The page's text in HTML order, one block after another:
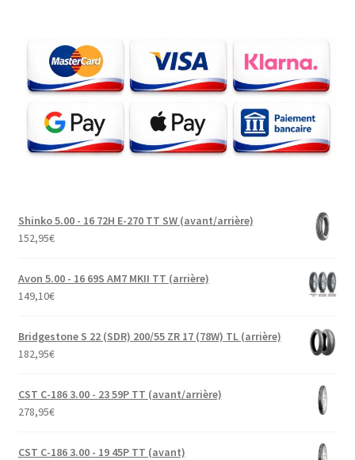
Shinko 5.00 - 16 72H E-270 TT SW (avant/arrière)
152,95€
Avon 5.00 - 16 69S AM7 MKII TT (arrière)
149,10€
Bridgestone S 22 (SDR) 200/55 ZR 17 (78W) TL (arrière)
182,95€
CST C-186 3.00 - 23 59P TT (avant/arrière)
278,95€
CST C-186 3.00 - 19 45P TT (avant)